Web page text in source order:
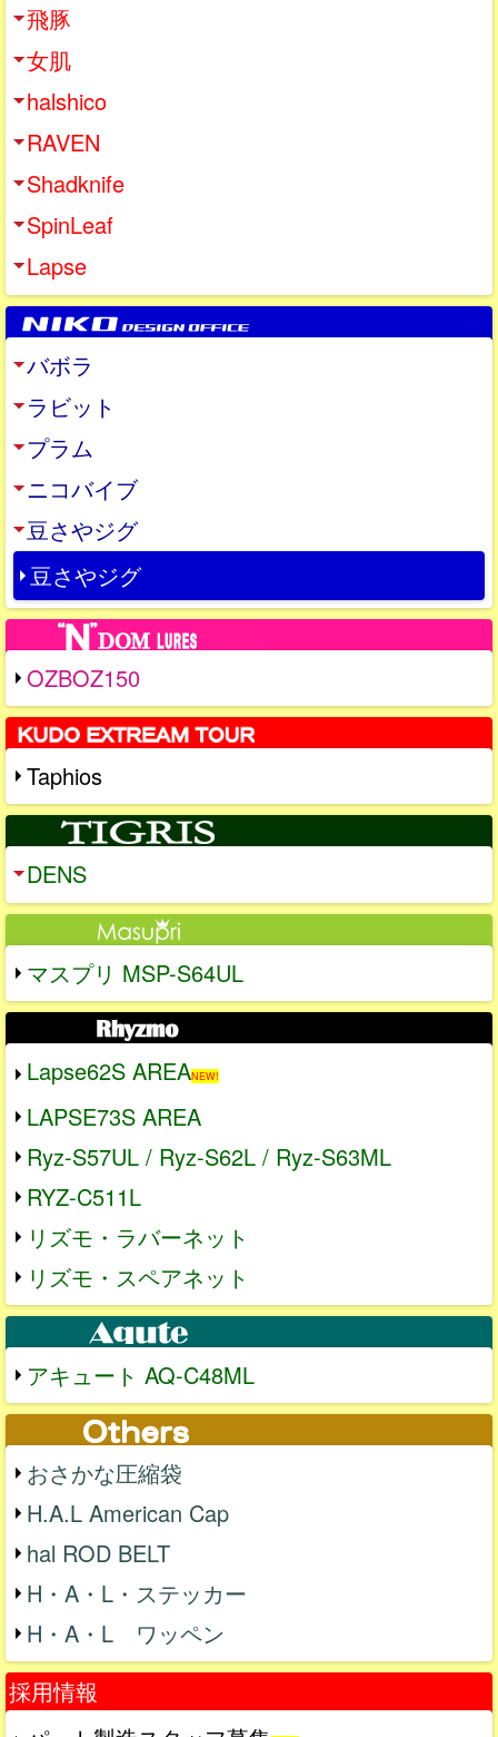
飛豚
女肌
halshico
RAVEN
Shadknife
SpinLeaf
Lapse
バボラ
ラビット
プラム
ニコバイブ
豆さやジグ
豆さやジグ
OZBOZ150
Taphios
DENS
マスプリ MSP-S64UL
Lapse62S AREANEW!
LAPSE73S AREA
Ryz-S57UL / Ryz-S62L / Ryz-S63ML
RYZ-C511L
リズモ・ラバーネット
リズモ・スペアネット
アキュート AQ-C48ML
おさかな圧縮袋
H.A.L American Cap
hal ROD BELT
H・A・L・ステッカー
H・A・L ワッペン
採用情報